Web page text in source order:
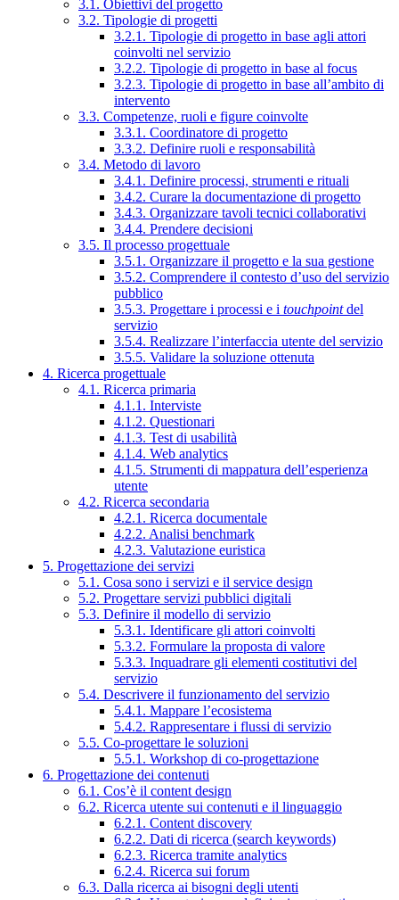
3.1. Obiettivi del progetto
3.2. Tipologie di progetti
3.2.1. Tipologie di progetto in base agli attori
coinvolti nel servizio
3.2.2. Tipologie di progetto in base al focus
3.2.3. Tipologie di progetto in base all’ambito di
intervento
3.3. Competenze, ruoli e figure coinvolte
3.3.1. Coordinatore di progetto
3.3.2. Definire ruoli e responsabilità
3.4. Metodo di lavoro
3.4.1. Definire processi, strumenti e rituali
3.4.2. Curare la documentazione di progetto
3.4.3. Organizzare tavoli tecnici collaborativi
3.4.4. Prendere decisioni
3.5. Il processo progettuale
3.5.1. Organizzare il progetto e la sua gestione
3.5.2. Comprendere il contesto d’uso del servizio
pubblico
3.5.3. Progettare i processi e i touchpointdel
servizio
3.5.4. Realizzare l’interfaccia utente del servizio
3.5.5. Validare la soluzione ottenuta
4. Ricerca progettuale
4.1. Ricerca primaria
4.1.1. Interviste
4.1.2. Questionari
4.1.3. Test di usabilità
4.1.4. Web analytics
4.1.5. Strumenti di mappatura dell’esperienza
utente
4.2. Ricerca secondaria
4.2.1. Ricerca documentale
4.2.2. Analisi benchmark
4.2.3. Valutazione euristica
5. Progettazione dei servizi
5.1. Cosa sono i servizi e il service design
5.2. Progettare servizi pubblici digitali
5.3. Definire il modello di servizio
5.3.1. Identificare gli attori coinvolti
5.3.2. Formulare la proposta di valore
5.3.3. Inquadrare gli elementi costitutivi del
servizio
5.4. Descrivere il funzionamento del servizio
5.4.1. Mappare l’ecosistema
5.4.2. Rappresentare i flussi di servizio
5.5. Co-progettare le soluzioni
5.5.1. Workshop di co-progettazione
6. Progettazione dei contenuti
6.1. Cos’è il content design
6.2. Ricerca utente sui contenuti e il linguaggio
6.2.1. Content discovery
6.2.2. Dati di ricerca (search keywords)
6.2.3. Ricerca tramite analytics
6.2.4. Ricerca sui forum
6.3. Dalla ricerca ai bisogni degli utenti